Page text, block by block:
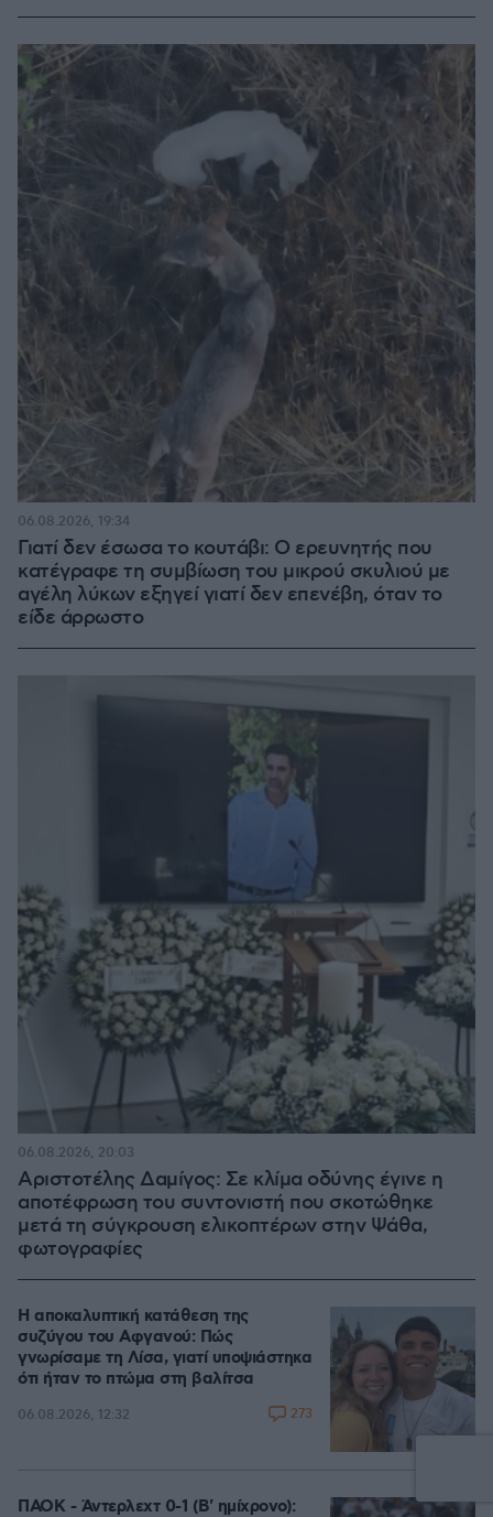
Γιατί δεν έσωσα το κουτάβι: Ο ερευνητής που
κατέγραφε τη συμβίωση του μικρού σκυλιού με
αγέλη λύκων εξηγεί γιατί δεν επενέβη, όταν το
είδε άρρωστο
06.08.2026, 19:34
Αριστοτέλης Δαμίγος: Σε κλίμα οδύνης έγινε η
αποτέφρωση του συντονιστή που σκοτώθηκε
μετά τη σύγκρουση ελικοπτέρων στην Ψάθα,
φωτογραφίες
06.08.2026, 20:03
Η αποκαλυπτική κατάθεση της
συζύγου του Αφγανού: Πώς
γνωρίσαμε τη Λίσα, γιατί υποψιάστηκα
ότι ήταν το πτώμα στη βαλίτσα
06.08.2026, 12:32 273
ΠΑΟΚ - Άντερλεχτ 0-1 (Β' ημίχρονο):